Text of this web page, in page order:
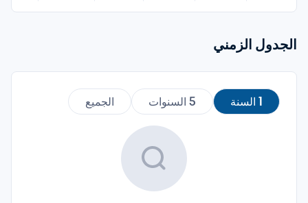
الجدول الزمني
1 السنة 5 السنوات الجميع